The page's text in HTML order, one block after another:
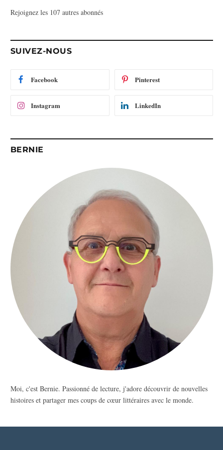
s
-
m
Rejoignez les 107 autres abonnés
SUIVEZ-NOUS
Facebook Pinterest
Instagram LinkedIn
BERNIE
Moi, c'est Bernie. Passionné de lecture, j'adore découvrir de nouvelles
histoires et partager mes coups de cœur littéraires avec le monde.